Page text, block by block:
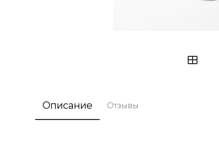
Описание Отзывы